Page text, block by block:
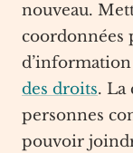
nouveau.
coordonnées
des droits. La
personnes
pouvoir